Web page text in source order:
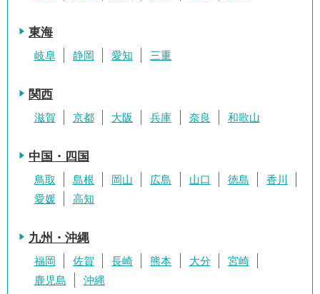
東海
岐阜 静岡 愛知 三重
関西
滋賀 京都 大阪 兵庫 奈良 和歌山
中国・四国
鳥取 島根 岡山 広島 山口 徳島
香川
愛媛
高知
九州・沖縄
福岡 佐賀 長崎 熊本 大分
宮崎
鹿児島
沖縄